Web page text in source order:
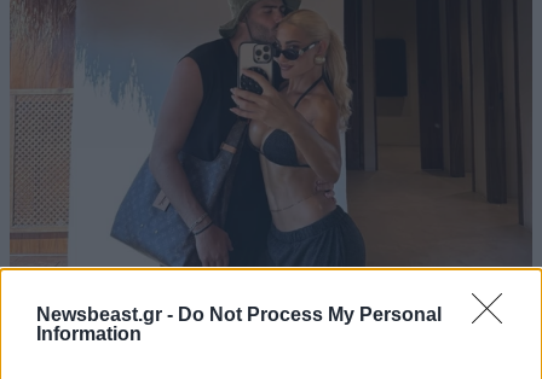
Newsbeast.gr - Do Not Process My Personal
Information
Ιωάννα Τούνη: Η αδημοσίευτη φωτογραφία από